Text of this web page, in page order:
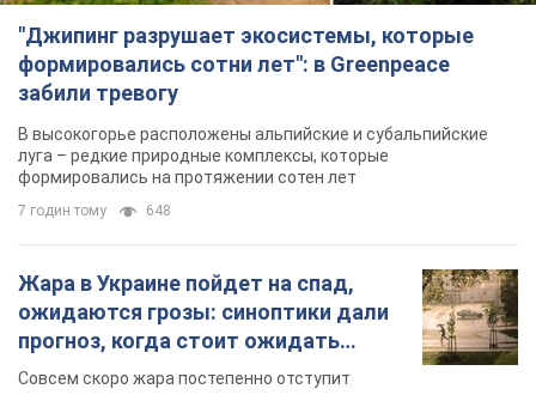
"Джипинг разрушает экосистемы, которые
формировались сотни лет": в Greenpeace
забили тревогу
В высокогорье расположены альпийские и субальпийские
луга – редкие природные комплексы, которые
формировались на протяжении сотен лет
7 годин тому 648
Жара в Украине пойдет на спад,
ожидаются грозы: синоптики дали
прогноз, когда стоит ожидать
изменения погоды
Совсем скоро жара постепенно отступит